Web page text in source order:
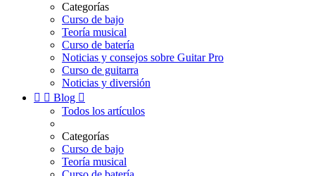
Categorías
Curso de bajo
Teoría musical
Curso de batería
Noticias y consejos sobre Guitar Pro
Curso de guitarra
Noticias y diversión
  Blog 
Todos los artículos
Categorías
Curso de bajo
Teoría musical